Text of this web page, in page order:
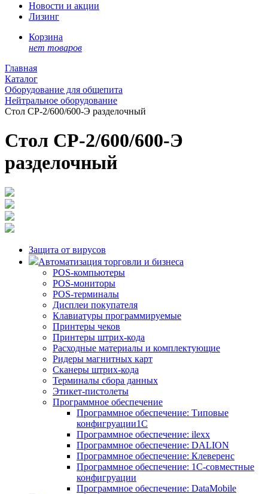
Новости и акции
Лизинг
Корзина
нет товаров
Главная
Каталог
Оборудование для общепита
Нейтральное оборудование
Стол СР-2/600/600-Э разделочный
Стол СР-2/600/600-Э
разделочный
Защита от вирусов
Автоматизация торговли и бизнеса
POS-компьютеры
POS-мониторы
POS-терминалы
Дисплеи покупателя
Клавиатуры программируемые
Принтеры чеков
Принтеры штрих-кода
Расходные материалы и комплектующие
Ридеры магнитных карт
Сканеры штрих-кода
Терминалы сбора данных
Этикет-пистолеты
Программное обеспечение
Программное обеспечение: Типовые
конфигруации1С
Программное обеспечение: ilexx
Программное обеспечение: DALION
Программное обеспечение: Клеверенс
Программное обеспечение: 1С-совместные
конфигруации
Программное обеспечение: DataMobile